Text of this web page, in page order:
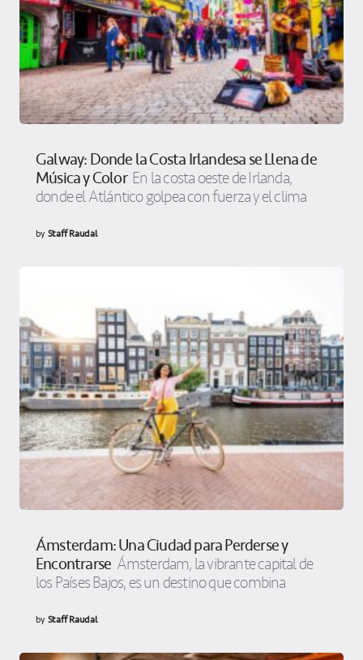
Galway: Donde la Costa Irlandesa se Llena de
Música y Color En la costa oeste de Irlanda,
donde el Atlántico golpea con fuerza y el clima
byStaff Raudal
Ámsterdam: Una Ciudad para Perderse y
Encontrarse Ámsterdam, la vibrante capital de
los Países Bajos, es un destino que combina
byStaff Raudal